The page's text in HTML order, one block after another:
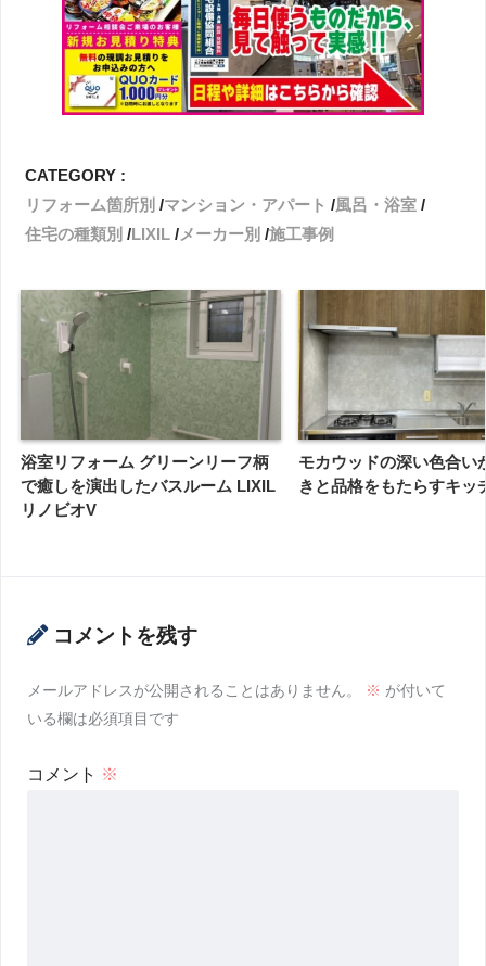
CATEGORY :
リフォーム箇所別
マンション・アパート
風呂・浴室
住宅の種類別
LIXIL メーカー別 施工事例
浴室リフォーム グリーンリーフ柄
で癒しを演出したバスルーム LIXIL
リノビオV
モカウッドの深い色合い
きと品格をもたらすキッ
コメントを残す
メールアドレスが公開されることはありません。 ※ が付いて
いる欄は必須項目です
コメント ※